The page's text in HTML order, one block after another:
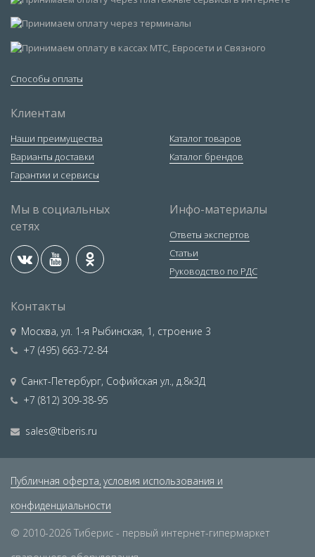
Способы оплаты
Клиентам
Наши преимущества
Варианты доставки
Гарантии и сервисы
Каталог товаров
Каталог брендов
Мы в социальных
сетях
Инфо-материалы
Ответы экспертов
Статьи
Руководство по РДС
Контакты
Москва, ул. 1-я Рыбинская, 1, строение 3
+7 (495) 663-72-84
Санкт-Петербург, Софийская ул., д.8к3Д
+7 (812) 309-38-95
sales@tiberis.ru
Публичная оферта, условия использования и
конфиденциальности
© 2010-2026 Тиберис - первый интернет-гипермаркет